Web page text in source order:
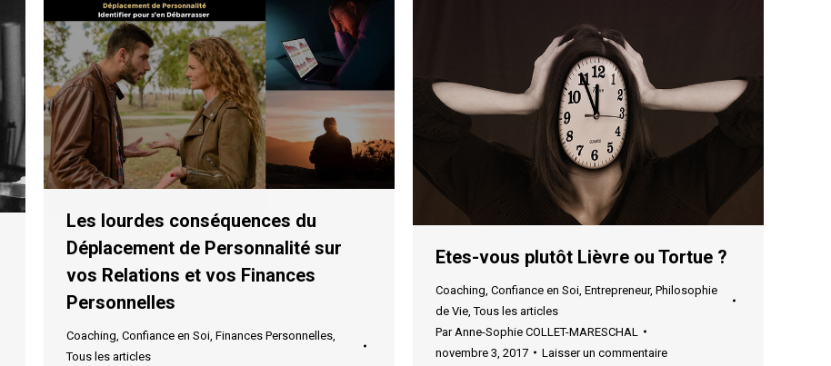
Les lourdes conséquences du
Déplacement de Personnalité sur
vos Relations et vos Finances
Personnelles
Coaching, Confiance en Soi, Finances Personnelles,
Tous les articles
Etes-vous plutôt Lièvre ou Tortue ?
Coaching Confiance en Soi Entrepreneur, Philosophie
de Vie ,Tous les articles
Par Anne-Sophie COLLET-MARESCHAL
novembre 3, 2017
Laisser un commentaire